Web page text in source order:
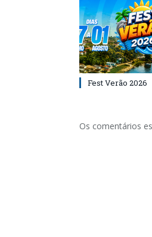
Fest Verão 2026
Os comentários